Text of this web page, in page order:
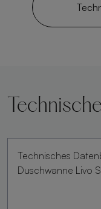
Technisches
Duschwanne Livo